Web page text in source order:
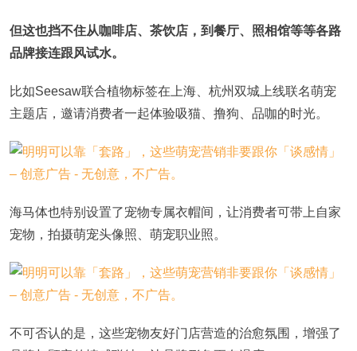
但这也挡不住从咖啡店、茶饮店，到餐厅、照相馆等等各路
品牌接连跟风试水。
比如Seesaw联合植物标签在上海、杭州双城上线联名萌宠
主题店，邀请消费者一起体验吸猫、撸狗、品咖的时光。
海马体也特别设置了宠物专属衣帽间，让消费者可带上自家
宠物，拍摄萌宠头像照、萌宠职业照。
不可否认的是，这些宠物友好门店营造的治愈氛围，增强了